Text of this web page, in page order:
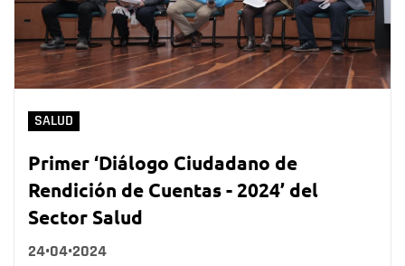
SALUD
Primer ‘Diálogo Ciudadano de
Rendición de Cuentas - 2024’ del
Sector Salud
24•04•2024